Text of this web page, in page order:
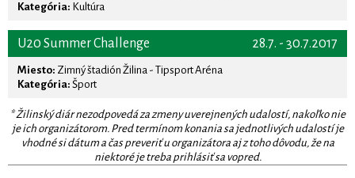
Kategória: Kultúra
28.7. - 30.7.2017
U20 Summer Challenge
Miesto: Zimný štadión Žilina - Tipsport Aréna
Kategória: Šport
* Žilinský diár nezodpovedá za zmeny uverejnených udalostí, nakoľko nie
je ich organizátorom. Pred termínom konania sa jednotlivých udalostí je
vhodné si dátum a čas preveriť u organizátora aj z toho dôvodu, že na
niektoré je treba prihlásiť sa vopred.